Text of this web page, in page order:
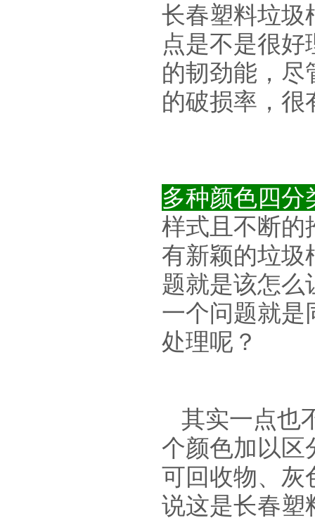
长春塑料垃圾
点是不是很
的韧劲能，尽
的破损率，很
多种颜色四分
样式且不断的
有新颖的垃圾
题就是该怎么
一个问题就是
处理呢？
其实一点也
个颜色加以区
可回收物、灰
说这是长春塑